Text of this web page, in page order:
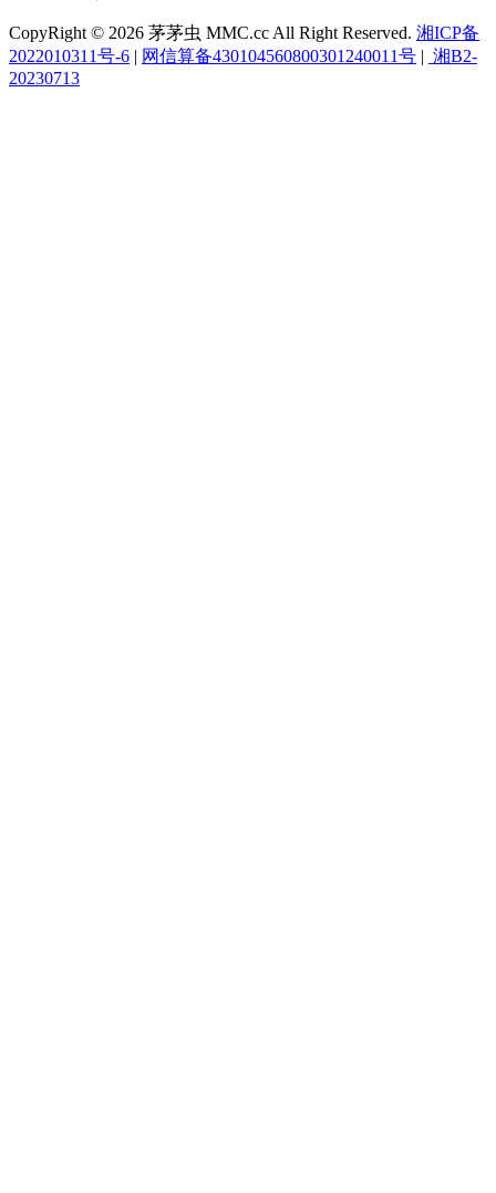
CopyRight © 2026 茅茅虫 MMC.cc All Right Reserved. 湘ICP备
2022010311号-6 | 网信算备430104560800301240011号 | 湘B2-
20230713